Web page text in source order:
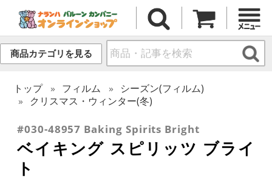
商品カテゴリを見る
トップ フィルム
シーズン(フィルム)
クリスマス・ウィンター(冬)
#030-48957 Baking Spirits Bright
ベイキング スピリッツ ブライ
ト